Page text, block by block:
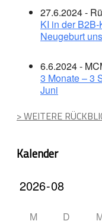
27.6.2024 -
KI in der
Neugeburt
6.6.2024 -
3 Monate – 3
Juni
> WEITERE
Kalender
M D